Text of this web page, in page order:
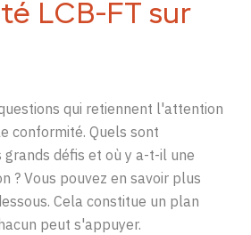
LCB-FT sur
qui retiennent l'attention
conformité. Quels sont
défis et où y a-t-il une
? Vous pouvez en savoir plus
Cela constitue un plan
peut s'appuyer.